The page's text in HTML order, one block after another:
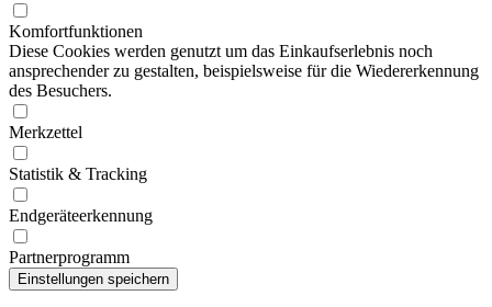
Komfortfunktionen
Diese Cookies werden genutzt um das Einkaufserlebnis noch
ansprechender zu gestalten, beispielsweise für die Wiedererkennung
des Besuchers.
Merkzettel
Statistik & Tracking
Endgeräteerkennung
Partnerprogramm